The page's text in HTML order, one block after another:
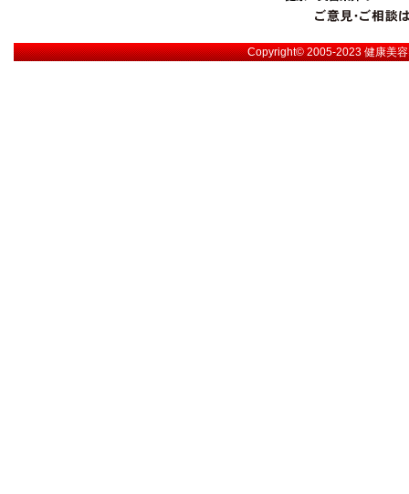
Copyright© 2005-2023健康美